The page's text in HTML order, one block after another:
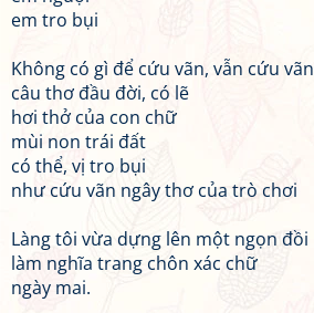
em tro bụi
Không có gì để cứu vãn, vẫn cứu vãn
câu thơ đầu đời, có lẽ
hơi thở của con chữ
mùi non trái đất
có thể, vị tro bụi
như cứu vãn ngây thơ của trò chơi
Làng tôi vừa dựng lên một ngọn đồi
làm nghĩa trang chôn xác chữ
ngày mai.